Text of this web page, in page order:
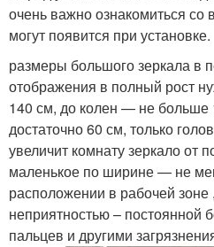
очень важно ознакомиться
могут появится при установке.
размеры большого зеркала в
отображения в полный рост
140 см, до колен — не больше
достаточно 60 см, только
увеличит комнату зеркало от
маленькое по ширине — не
расположении в рабочей зоне
неприятностью – постоянной
пальцев и другими